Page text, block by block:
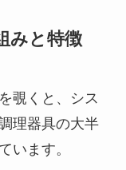
みと特徴
覗くと、シス
理器具の大半
います。